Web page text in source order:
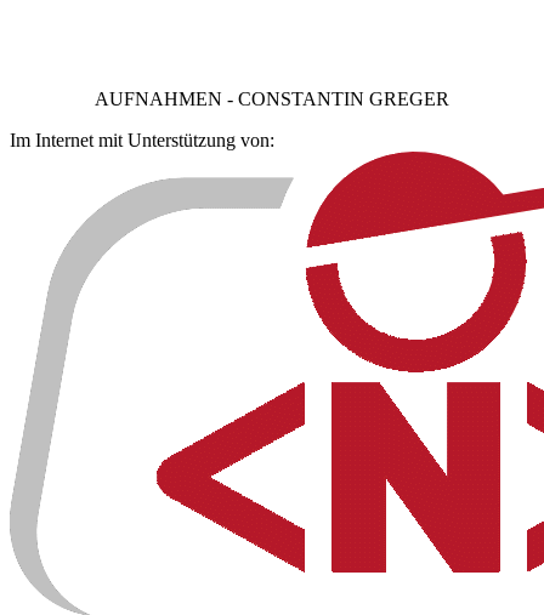
AUFNAHMEN - CONSTANTIN GREGER
Im Internet mit Unterstützung von: